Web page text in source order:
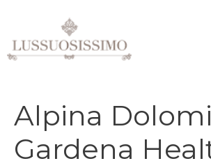
contenuto
Alpina
Gardena